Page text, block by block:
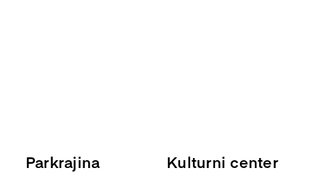
Parkrajina Kulturni center